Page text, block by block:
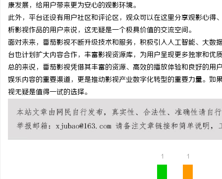
康发展，给用户带来更为安心的观影环境。
此外，平台还设有用户社区和评论区，观众可以在这里分享观影心
析影视作品的用户来说，这无疑是一个极具价值的交流空间。
面对未来，番茄影视不断升级技术和服务，积极引入人工智能、大
台也计划扩大内容合作，丰富影视资源库，为用户呈现更多独家和优
总的来说，番茄影视凭借其丰富的资源、高效的播放体验和良好的
娱乐内容的重要渠道，更是推动影视产业数字化转型的重要力量。
视无疑是值得一试的选择。
1 1
面解析八哥电影网：丰富资源与优质观影体
的终极指南
探秘在线影院的崛起与